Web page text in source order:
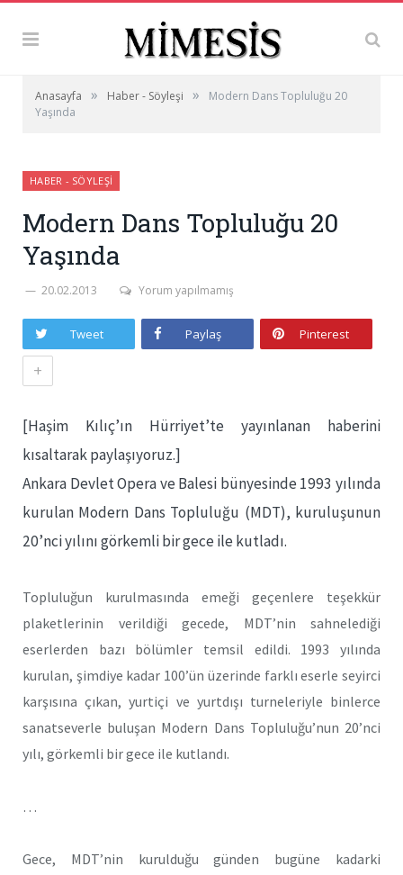
Anasayfa » Haber - Söyleşi »
Modern Dans Topluluğu 20
Yaşında
HABER - SÖYLEŞI
Modern Dans Topluluğu 20
Yaşında
20.02.2013 Yorum yapılmamış
Tweet Paylaş Pinterest
+
[Haşim Kılıç’ın Hürriyet’te yayınlanan haberini
kısaltarak paylaşıyoruz.]
Ankara Devlet Opera ve Balesi bünyesinde 1993 yılında
kurulan Modern Dans Topluluğu (MDT), kuruluşunun
20’nci yılını görkemli bir gece ile kutladı.
Topluluğun kurulmasında emeği geçenlere teşekkür
plaketlerinin verildiği gecede, MDT’nin sahnelediği
eserlerden bazı bölümler temsil edildi. 1993 yılında
kurulan, şimdiye kadar 100’ün üzerinde farklı eserle seyirci
karşısına çıkan, yurtiçi ve yurtdışı turneleriyle binlerce
sanatseverle buluşan Modern Dans Topluluğu’nun 20’nci
yılı, görkemli bir gece ile kutlandı.
…
Gece, MDT’nin kurulduğu günden bugüne kadarki